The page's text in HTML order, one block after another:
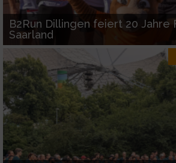
B2Run Dillingen feiert 20 Jahre
Saarland
Verwendung genauer Standortdaten
Geräte anhand von aktiv
Informationen identifizieren
Nicht-IAB-Verarbeitungszwecke:
Notwendig
Performance